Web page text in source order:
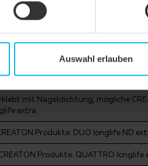
Auswahl erlauben
nach
ohne Nageldichtung, mögliche
extra
ohne Nageldichtung, mögliche
mit Nageldichtung, mögliche
extra
Produkte: DUO longlife ND
Produkte: QUATTRO longlife